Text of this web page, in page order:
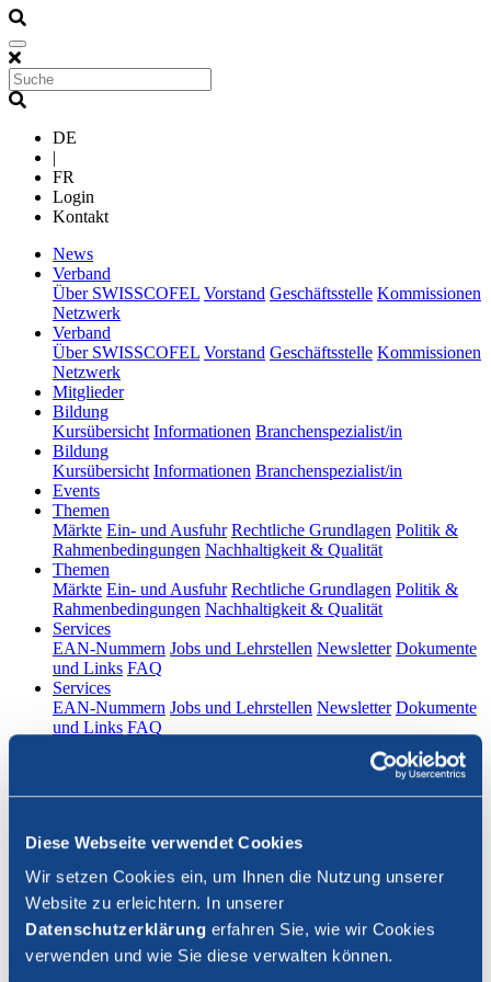
Diese Webseite verwendet Cookies
Wir setzen Cookies ein, um Ihnen die Nutzung unserer
Website zu erleichtern. In unserer
Datenschutzerklärung erfahren Sie, wie wir Cookies
verwenden und wie Sie diese verwalten können.
DE
|
FR
Login
Kontakt
News(current)
Verband
Über SWISSCOFEL Vorstand Geschäftsstelle Kommissionen
Netzwerk
Verband
Über SWISSCOFEL Vorstand Geschäftsstelle Kommissionen
Netzwerk
Mitglieder(current)
Bildung(current)
Kursübersicht Informationen Branchenspezialist/in
Bildung(current)
Kursübersicht Informationen Branchenspezialist/in
Events(current)
Themen
Märkte Ein- und Ausfuhr Rechtliche Grundlagen Politik &
Rahmenbedingungen Nachhaltigkeit & Qualität
Themen
Märkte Ein- und Ausfuhr Rechtliche Grundlagen Politik &
Rahmenbedingungen Nachhaltigkeit & Qualität
Services(current)
EAN-Nummern Jobs und Lehrstellen Newsletter Dokumente
und Links FAQ
Services(current)
EAN-Nummern Jobs und Lehrstellen Newsletter Dokumente
und Links FAQ
FR
Login
Suche schliessen